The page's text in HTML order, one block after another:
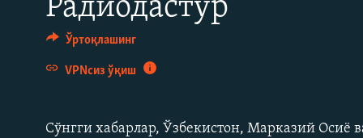
Радиодастур
Ўртоқлашинг
VPNсиз ўқиш
Сўнгги хабарлар, Ўзбекистон, Марказий Осиë